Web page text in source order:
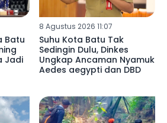
Batu
Jadi
8 Agustus 2026 11:07
Suhu Kota Batu Tak
Sedingin Dulu, Dinkes
Ungkap Ancaman Nyamuk
Aedes aegypti dan DBD